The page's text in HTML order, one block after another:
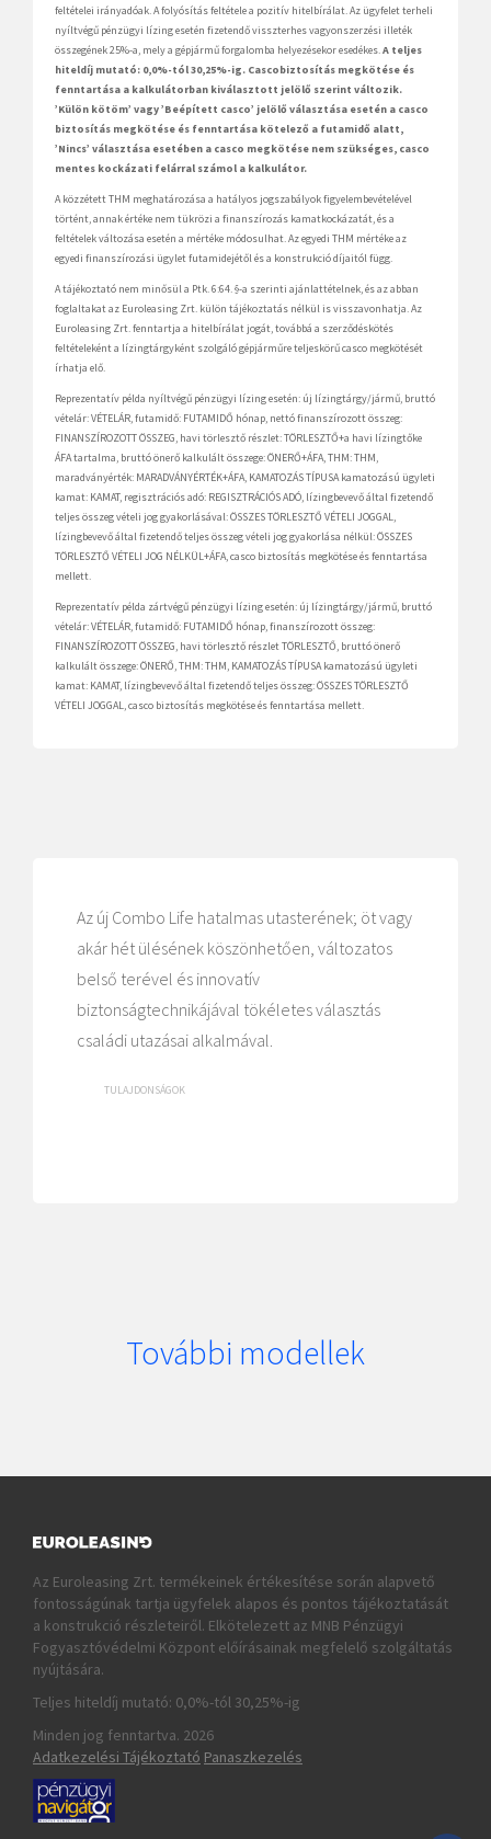
feltételei irányadóak. A folyósítás feltétele a pozitív hitelbírálat. Az ügyfelet terheli
nyíltvégű pénzügyi lízing esetén fizetendő visszterhes vagyonszerzési illeték
összegének 25%-a, mely a gépjármű forgalomba helyezésekor esedékes.A teljes
hiteldíj mutató: 0,0%-tól 30,25%-ig. Cascobiztosítás megkötése és
fenntartása a kalkulátorban kiválasztott jelölő szerint változik.
’Külön kötöm’ vagy ’Beépített casco’ jelölő választása esetén a casco
biztosítás megkötése és fenntartása kötelező a futamidő alatt,
’Nincs’ választása esetében a casco megkötése nem szükséges, casco
mentes kockázati felárral számol a kalkulátor.
A közzétett THM meghatározása a hatályos jogszabályok figyelembevételével
történt, annak értéke nem tükrözi a finanszírozás kamatkockázatát, és a
feltételek változása esetén a mértéke módosulhat. Az egyedi THM mértéke az
egyedi finanszírozási ügylet futamidejétől és a konstrukció díjaitól függ.
A tájékoztató nem minősül a Ptk. 6:64. §-a szerinti ajánlattételnek, és az abban
foglaltakat az Euroleasing Zrt. külön tájékoztatás nélkül is visszavonhatja. Az
Euroleasing Zrt. fenntartja a hitelbírálat jogát, továbbá a szerződéskötés
feltételeként a lízingtárgyként szolgáló gépjárműre teljeskörű casco megkötését
írhatja elő.
Reprezentatív példa nyíltvégű pénzügyi lízing esetén: új lízingtárgy/jármű, bruttó
vételár:VÉTELÁR, futamidő: FUTAMIDŐ hónap, nettó finanszírozott összeg:
FINANSZÍROZOTT ÖSSZEG, havi törlesztő részlet:TÖRLESZTŐ+a havi lízingtőke
ÁFA tartalma, bruttó önerő kalkulált összege:ÖNERŐ+ÁFA, THM:THM,
maradványérték: MARADVÁNYÉRTÉK+ÁFA, KAMATOZÁS TÍPUSAkamatozású ügyleti
kamat: KAMAT, regisztrációs adó: REGISZTRÁCIÓS ADÓ, lízingbevevő által fizetendő
teljes összeg vételi jog gyakorlásával:ÖSSZES TÖRLESZTŐ VÉTELI JOGGAL,
lízingbevevő által fizetendő teljes összeg vételi jog gyakorlása nélkül:ÖSSZES
TÖRLESZTŐ VÉTELI JOG NÉLKÜL+ÁFA, casco biztosítás megkötése és fenntartása
mellett.
Reprezentatív példa zártvégű pénzügyi lízing esetén: új lízingtárgy/jármű, bruttó
vételár:VÉTELÁR, futamidő: FUTAMIDŐ hónap, finanszírozott összeg:
FINANSZÍROZOTT ÖSSZEG, havi törlesztő részletTÖRLESZTŐ, bruttó önerő
kalkulált összege:ÖNERŐ, THM:THM, KAMATOZÁS TÍPUSAkamatozású ügyleti
kamat: KAMAT, lízingbevevő által fizetendő teljes összeg:ÖSSZES TÖRLESZTŐ
VÉTELI JOGGAL, casco biztosítás megkötése és fenntartása mellett.
Az új Combo Life hatalmas utasterének; öt vagy
akár hét ülésének köszönhetően, változatos
belső terével és innovatív
biztonságtechnikájával tökéletes választás
családi utazásai alkalmával.
TULAJDONSÁGOK
További modellek
Az Euroleasing Zrt. termékeinek értékesítése során alapvető
fontosságúnak tartja ügyfelek alapos és pontos tájékoztatását
a konstrukció részleteiről. Elkötelezett az MNB Pénzügyi
Fogyasztóvédelmi Központ előírásainak megfelelő szolgáltatás
nyújtására.
Teljes hiteldíj mutató: 0,0%-tól 30,25%-ig
Minden jog fenntartva. 2026
Adatkezelési Tájékoztató Panaszkezelés